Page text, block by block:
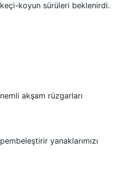
keçi-koyun sürüleri beklenirdi.
nemli akşam rüzgarları
pembeleştirir yanaklarımızı